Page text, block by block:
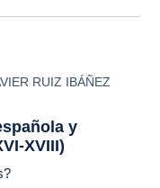
RUIZ IBÁÑEZ
y
XVIII)